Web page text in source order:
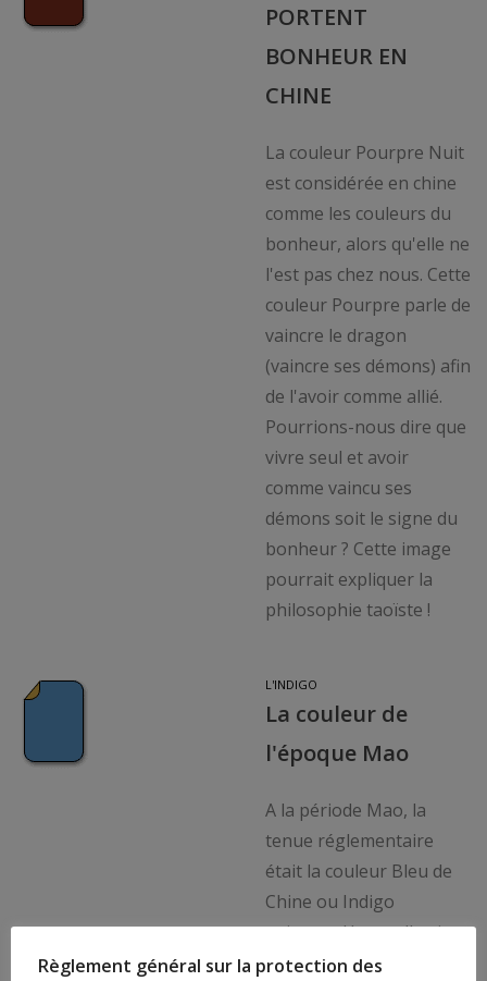
PORTENT
BONHEUR EN
CHINE
La couleur Pourpre Nuit
est considérée en chine
comme les couleurs du
bonheur, alors qu'elle ne
l'est pas chez nous. Cette
couleur Pourpre parle de
vaincre le dragon
(vaincre ses démons) afin
de l'avoir comme allié.
Pourrions-nous dire que
vivre seul et avoir
comme vaincu ses
démons soit le signe du
bonheur ? Cette image
pourrait expliquer la
philosophie taoïste !
L'INDIGO
La couleur de
l'époque Mao
A la période Mao, la
tenue réglementaire
était la couleur Bleu de
Chine ou Indigo
naissant. Hors celle-ci
évoque la fusion. A
Règlement général sur la protection des